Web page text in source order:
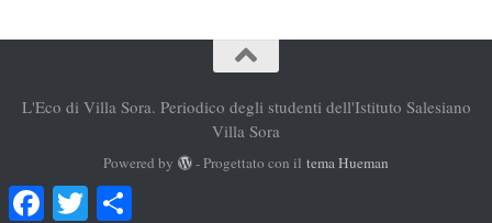
L'Eco di Villa Sora. Periodico degli studenti dell'Istituto Salesiano
Villa Sora
Powered by - Progettato con iltema Hueman
FacebookTwitter